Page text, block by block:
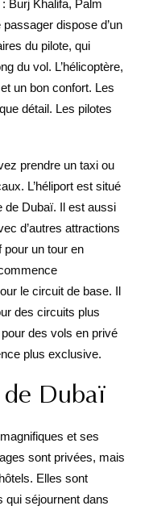
Burj Khalifa, Palm
dispose d’un
du pilote, qui
du vol. L’hélicoptère,
un bon confort. Les
détail. Les pilotes
prendre un taxi ou
L’héliport est situé
de Dubaï. Il est aussi
d’autres attractions
pour un tour en
le circuit de base. Il
des circuits plus
des vols en privé
plus exclusive.
de Dubaï
et ses
sont privées, mais
Elles sont
qui séjournent dans